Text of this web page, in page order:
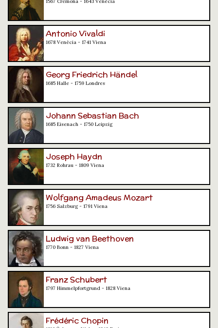
Antonio Vivaldi
1678 Venècia - 1741 Viena
Georg Friedrich Händel
1685 Halle - 1759 Londres
Johann Sebastian Bach
1685 Eisenach - 1750 Leipzig
Joseph Haydn
1732 Rohrau - 1809 Viena
Wolfgang Amadeus Mozart
1756 Salzburg - 1791 Viena
Ludwig van Beethoven
1770 Bonn - 1827 Viena
Franz Schubert
1797 Himmelpfortgrund - 1828 Viena
Frédéric Chopin